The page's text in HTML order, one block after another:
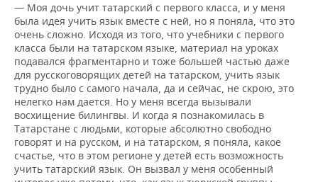
— Моя дочь учит татарский с первого класса, и у меня
была идея учить язык вместе с ней, но я поняла, что это
очень сложно. Исходя из того, что учебники с первого
класса были на татарском языке, материал на уроках
подавался фрагментарно и тоже большей частью даже
для русскоговорящих детей на татарском, учить язык
трудно было с самого начала, да и сейчас, не скрою, это
нелегко нам дается. Но у меня всегда вызывали
восхищение билингвы. И когда я познакомилась в
Татарстане с людьми, которые абсолютно свободно
говорят и на русском, и на татарском, я поняла, какое
счастье, что в этом регионе у детей есть возможность
учить татарский язык. Он вызвал у меня особенный